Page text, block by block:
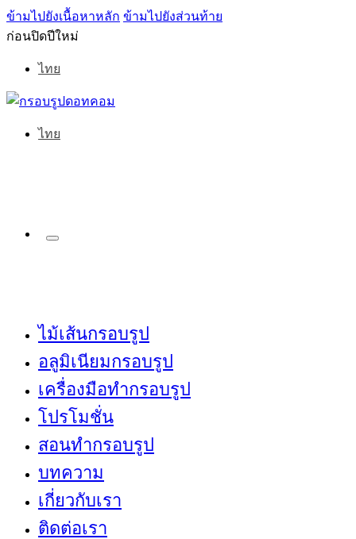
ข้ามไปยังเนื้อหาหลัก ข้ามไปยังส่วนท้าย
ก่อนปิดปีใหม่
ไทย
ไทย
ไม้เส้นกรอบรูป
อลูมิเนียมกรอบรูป
เครื่องมือทำกรอบรูป
โปรโมชั่น
สอนทำกรอบรูป
บทความ
เกี่ยวกับเรา
ติดต่อเรา